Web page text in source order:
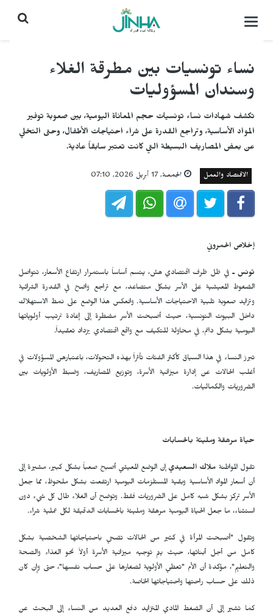
التحكم
نساء تونسيات بين مطرقة الغلاء
وسندان المسؤوليات
تكشف شهادات نساء تونسيات حجم المعاناة اليومية، بين صعوبة توفير
المواد الأساسية، وتراجع القدرة على شراء احتياجات الأطفال، وحتى التخلي
عن بعض المصاريف البسيطة التي كانت تعتبر سابقاً عادية.
الاقتصاد والعمل الجمعـة, 17 أبريل 2026, 07:10
إخلاص الحمروني
تونس ـفي ظل ظرف اقتصادي هش، يتسم أساساً باستمرار ارتفاع الأسعار، تتواصل
الضغوط المعيشية على الأسر بشكل متصاعد، مع تراجع واضح في القدرة الشرائية
وتزايد صعوبة تلبية الاحتياجات الأساسية. وانعكس هذا الوضع على نمط الاستهلاك
داخل البيوت التونسية، حيث أصبحت الأسر مضطرة إلى إعادة ترتيب أولوياتها
اليومية بشكل دائم، في محاولة للتكيف مع واقع اقتصادي يزداد تعقيداً.
تبرز النساء في هذا السياق كأكثر الفئات تأثراً بهذه التحولات، باعتبارهن المسؤولات في
أغلب الحالات عن إدارة ميزانية الأسرة، وتوزيع المصاريف، وضبط الأولويات بين
الضروريات والكماليات.
حياة مرهقة ومليئة بالحسابات
تقول المواطنة ملاك السعيدي إن الوضع المعيشي أصبح صعباً بشكل كبير، مشيرة إلى
أن أسعار المواد الأساسية وبقية المستلزمات اليومية ارتفعت بشكل ملحوظ، مما جعل
الأسر تركز بشكل شبه كامل على الضروريات فقط. وتوضح أن الغلاء طال كل شيء دون
استثناء، ما جعل الحياة اليومية مرهقة ومليئة بالحسابات الدقيقة لكل عملية شراء.
وتقول "أصبحت المرأة في كثير من الحالات تضحي باحتياجاتها الشخصية بشكل
كامل من أجل أبنائها، حيث يتم توجيه ميزانية الأسرة أولاً نحو الغذاء والصحة
والتعليم"، مؤكدة أن الأم "تعطي الأولوية لصغارها على حساب نفسها"، حتى وإن كان
ذلك على حساب راحتها واحتياجاتها الخاصة.
كما تشير إلى أن الضغط المادي المتزايد دفع العديد من النساء إلى البحث عن